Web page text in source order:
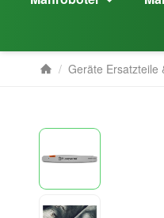
/ Geräte Ersatzteile